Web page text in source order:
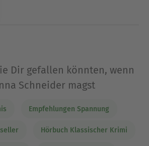
Dir gefallen könnten, wenn
Schneider magst
Empfehlungen Spannung
Hörbuch Klassischer Krimi